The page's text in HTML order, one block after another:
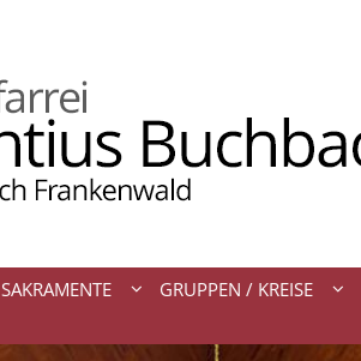
SAKRAMENTE GRUPPEN / KREISE